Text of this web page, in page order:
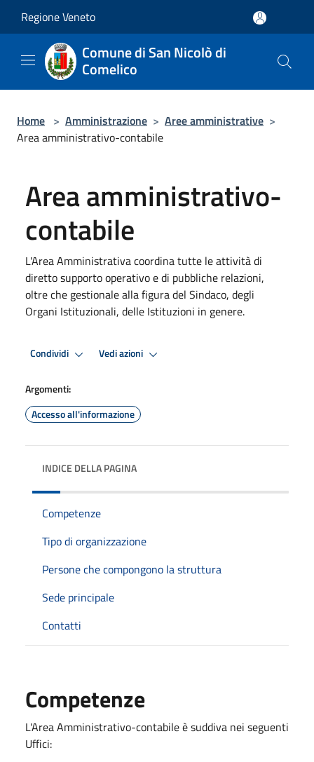
Regione Veneto
Comune di San Nicolò di
Comelico
Home > Amministrazione > Aree amministrative >
Area amministrativo-contabile
Area amministrativo-
contabile
L'Area Amministrativa coordina tutte le attività di
diretto supporto operativo e di pubbliche relazioni,
oltre che gestionale alla figura del Sindaco, degli
Organi Istituzionali, delle Istituzioni in genere.
Condividi Vedi azioni
Argomenti:
Accesso all'informazione
INDICE DELLA PAGINA
Competenze
Tipo di organizzazione
Persone che compongono la struttura
Sede principale
Contatti
Competenze
L'Area Amministrativo-contabile è suddiva nei seguenti
Uffici: